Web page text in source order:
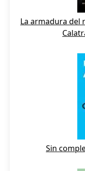
La armadura del
Sin